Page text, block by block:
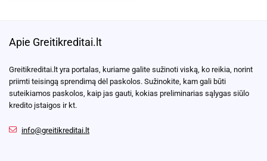
Apie Greitikreditai.lt
Greitikreditai.lt yra portalas, kuriame galite sužinoti viską, ko reikia, norint
priimti teisingą sprendimą dėl paskolos. Sužinokite, kam gali būti
suteikiamos paskolos, kaip jas gauti, kokias preliminarias sąlygas siūlo
kredito įstaigos ir kt.
info@greitikreditai.lt